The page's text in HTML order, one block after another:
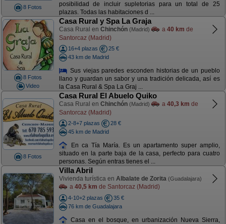
8 Fotos
posibilidad de incluir supletorias para un total de 25
plazas. Todas las habitaciones d ...
8 Fotos
Video
Casa Rural y Spa La Graja
Casa Rural en Chinchón (Madrid) a 40 km de
Santorcaz (Madrid)
16+4 plazas
25 €
43 km de Madrid
Sus viejas paredes esconden historias de un pueblo
llano y guardan un sabor y una tradición delicada, así es
la Casa Rural & Spa La Graj ...
8 Fotos
Casa Rural El Abuelo Quiko
Casa Rural en Chinchón (Madrid) a 40,3 km de
Santorcaz (Madrid)
2-8+7 plazas
28 €
45 km de Madrid
En ca Tía María. Es un apartamento super amplio,
situado en la parte baja de la casa, perfecto para cuatro
personas. Según entras tienes el ...
Villa Abril
Vivienda turística en Albalate de Zorita (Guadalajara)
a 40,5 km de Santorcaz (Madrid)
4-10+2 plazas
35 €
76 km de Guadalajara
Casa en el bosque, en urbanización Nueva Sierra,